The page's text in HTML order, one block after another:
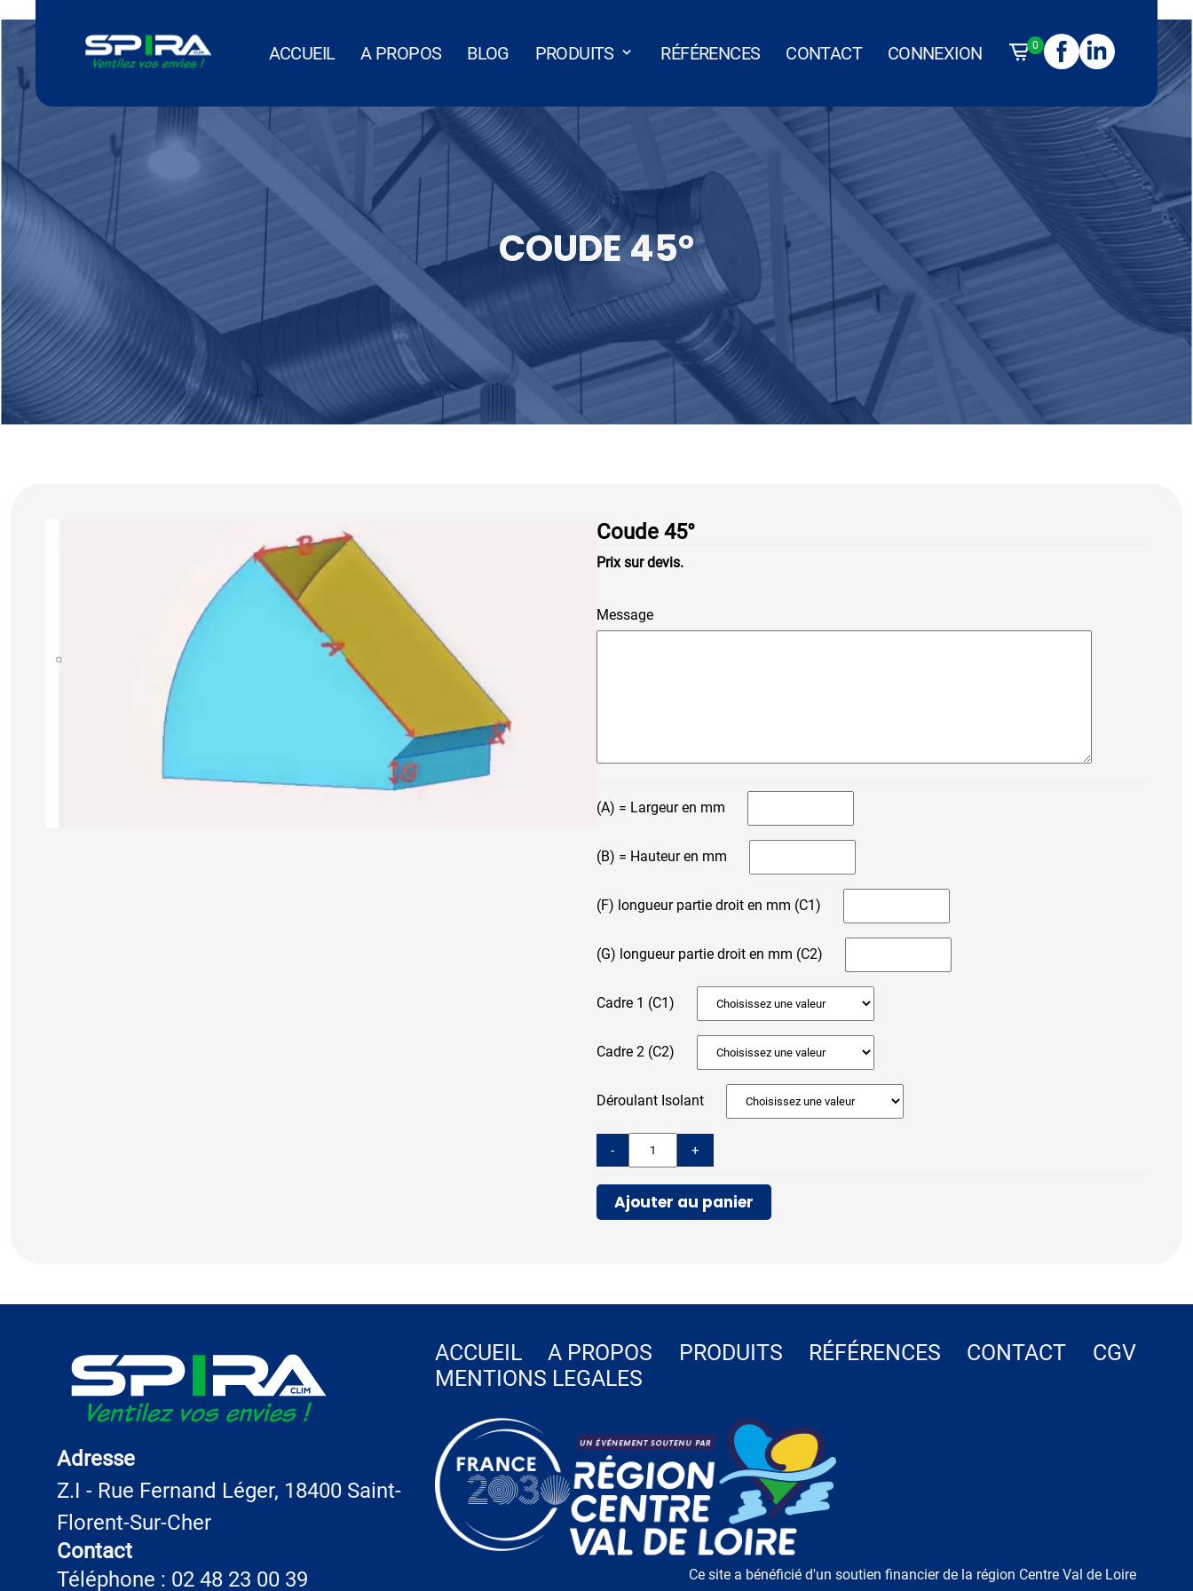
ACCUEIL A PROPOS BLOG PRODUITS RÉFÉRENCES CONTACT CONNEXION 0
COUDE 45°
Coude 45°
Prix sur devis.
Message
(A) = Largeur en mm
(B) = Hauteur en mm
(F) longueur partie droit en mm (C1)
(G) longueur partie droit en mm (C2)
Cadre 1 (C1)
Cadre 2 (C2)
Déroulant Isolant
- +
Ajouter au panier
Adresse
Z.I - Rue Fernand Léger, 18400 Saint-
Florent-Sur-Cher
Contact
Téléphone : 02 48 23 00 39
ACCUEIL A PROPOS PRODUITS RÉFÉRENCES CONTACT
CGV
MENTIONS LEGALES
Ce site a bénéficié d'un soutien financier de la région Centre Val de Loire